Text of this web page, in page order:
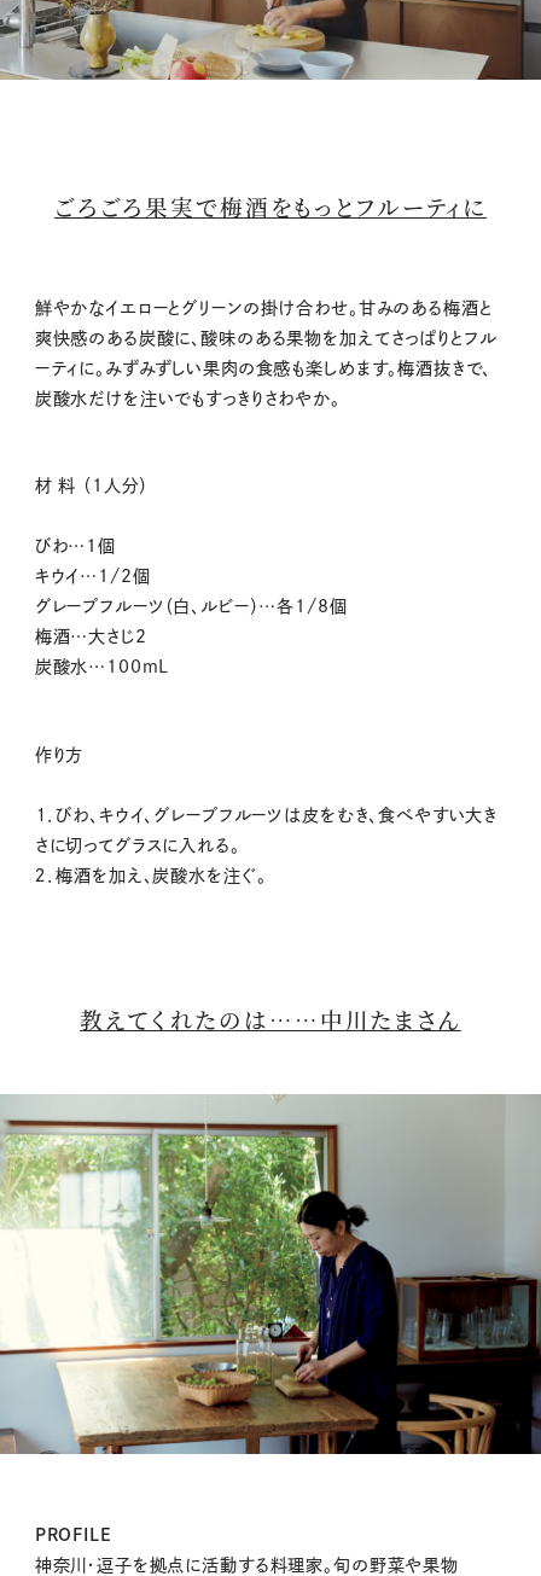
e
ごろごろ果実で梅酒をもっとフルーティに
鮮やかなイエローとグリーンの掛け合わせ。甘みのある梅酒と
爽快感のある炭酸に、酸味のある果物を加えてさっぱりとフル
ーティに。みずみずしい果肉の食感も楽しめます。梅酒抜きで、
炭酸水だけを注いでもすっきりさわやか。
材 料 （1人分）
びわ…1個
キウイ…1/2個
グレープフルーツ（白、ルビー）…各1/8個
梅酒…大さじ2
炭酸水…100mL
作り方
１．びわ、キウイ、グレープフルーツは皮をむき、食べやすい大き
さに切ってグラスに入れる。
２．梅酒を加え、炭酸水を注ぐ。
教えてくれたのは……中川たまさん
PROFILE
神奈川・逗子を拠点に活動する料理家。旬の野菜や果物